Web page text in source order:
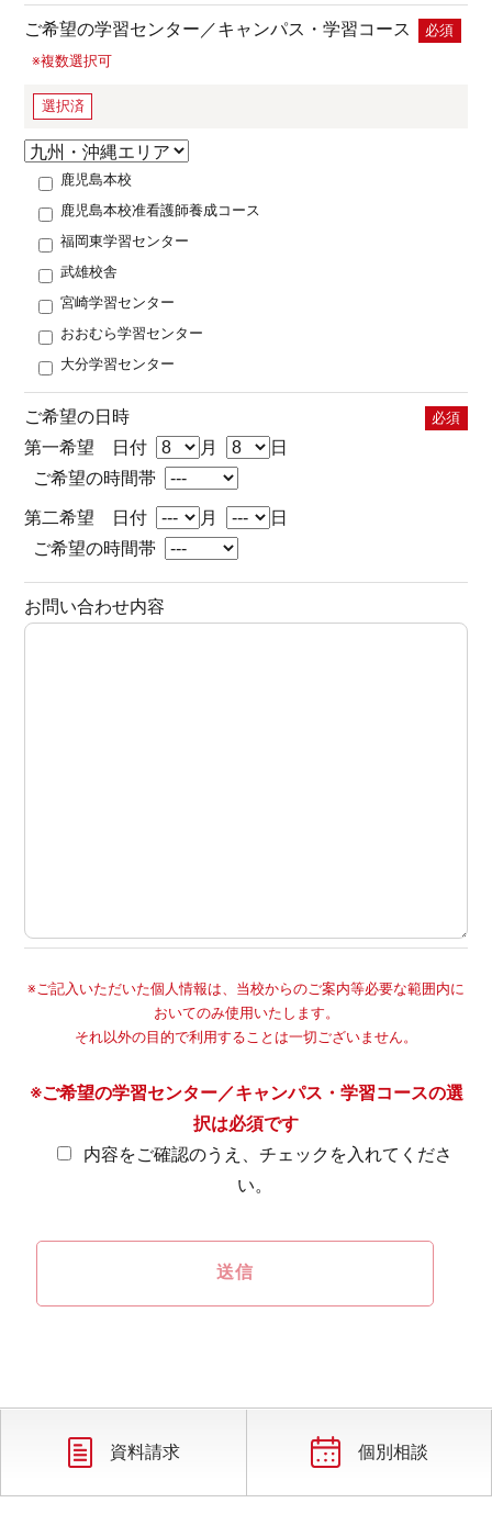
ご希望の学習センター／キャンパス・学習コース
必須
※複数選択可
選択済
鹿児島本校
鹿児島本校准看護師養成コース
福岡東学習センター
武雄校舎
宮崎学習センター
おおむら学習センター
大分学習センター
ご希望の日時 必須
第一希望 日付 月
日
ご希望の時間帯
第二希望 日付 月
日
ご希望の時間帯
お問い合わせ内容
※ご記入いただいた個人情報は、当校からのご案内等必要な範囲内に
おいてのみ使用いたします。
それ以外の目的で利用することは一切ございません。
※ご希望の学習センター／キャンパス・学習コースの選
択は必須です
内容をご確認のうえ、チェックを入れてくださ
い。
資料請求 個別相談